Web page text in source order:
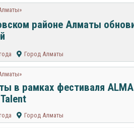
районе Алматы
Город Алматы
в рамках фестиваля
Город Алматы